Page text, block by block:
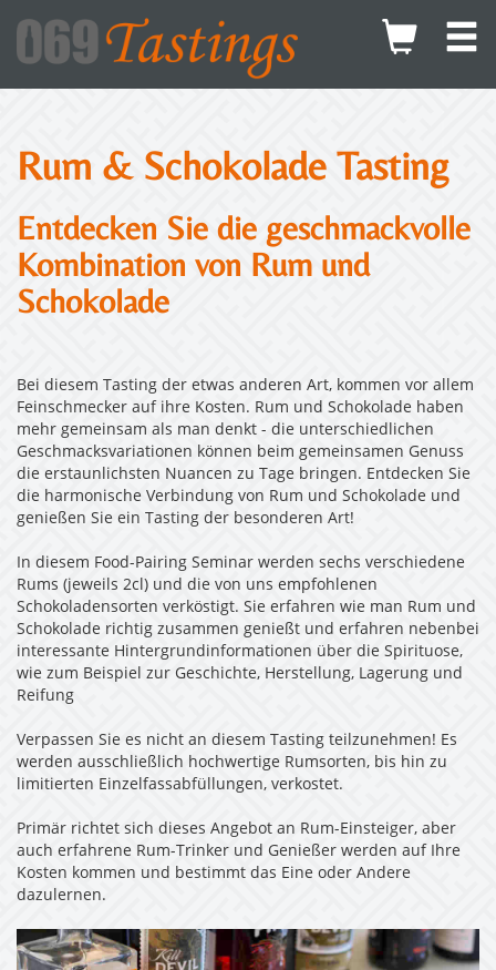
Rum & Schokolade Tasting
Entdecken Sie die geschmackvolle
Kombination von Rum und
Schokolade
Bei diesem Tasting der etwas anderen Art, kommen vor allem
Feinschmecker auf ihre Kosten. Rum und Schokolade haben
mehr gemeinsam als man denkt - die unterschiedlichen
Geschmacksvariationen können beim gemeinsamen Genuss
die erstaunlichsten Nuancen zu Tage bringen. Entdecken Sie
die harmonische Verbindung von Rum und Schokolade und
genießen Sie ein Tasting der besonderen Art!
In diesem Food-Pairing Seminar werden sechs verschiedene
Rums (jeweils 2cl) und die von uns empfohlenen
Schokoladensorten verköstigt. Sie erfahren wie man Rum und
Schokolade richtig zusammen genießt und erfahren nebenbei
interessante Hintergrundinformationen über die Spirituose,
wie zum Beispiel zur Geschichte, Herstellung, Lagerung und
Reifung
Verpassen Sie es nicht an diesem Tasting teilzunehmen! Es
werden ausschließlich hochwertige Rumsorten, bis hin zu
limitierten Einzelfassabfüllungen, verkostet.
Primär richtet sich dieses Angebot an Rum-Einsteiger, aber
auch erfahrene Rum-Trinker und Genießer werden auf Ihre
Kosten kommen und bestimmt das Eine oder Andere
dazulernen.